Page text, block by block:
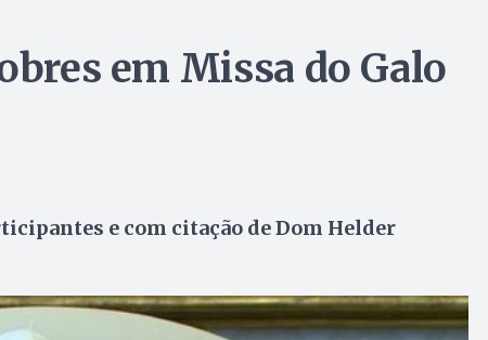
em Missa do Galo
e com citação de Dom Helder